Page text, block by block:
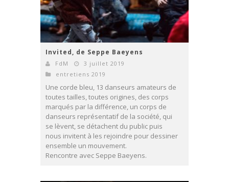
Invited, de Seppe Baeyens
FdM
3 juillet 2019
entretiens 2019
Une corde bleu, 13 danseurs amateurs de
toutes tailles, toutes origines, des corps
marqués par la différence, un corps de
danseurs représentatif de la société, qui
se lèvent, se détachent du public puis
nous invitent à les rejoindre pour dessiner
ensemble un mouvement.
Rencontre avec Seppe Baeyens.